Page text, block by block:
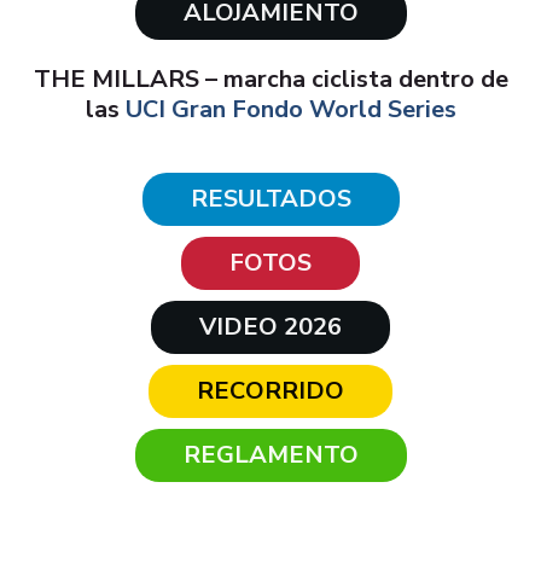
ALOJAMIENTO
THE MILLARS – marcha ciclista dentro de
las UCI Gran Fondo World Series
RESULTADOS
FOTOS
VIDEO 2026
RECORRIDO
REGLAMENTO